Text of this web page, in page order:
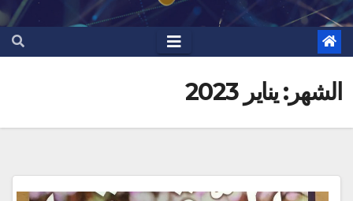
الشهر:يناير 2023